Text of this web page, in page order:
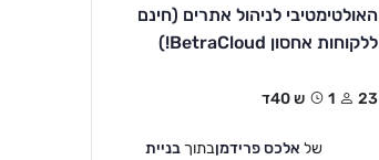
האולטימטיבי לניהול אתרים (חינם
ללקוחות אחסון BetraCloud!)
23 1ש 40ד
של אלכס פרידמןבתוך בניית